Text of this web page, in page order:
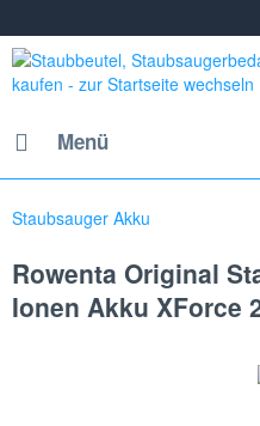
Menü
Staubsauger Akku
Rowenta Original
Ionen Akku XForce